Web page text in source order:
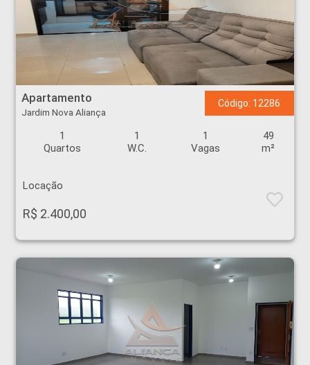
Apartamento - Jardim Nova Aliança - Ribeirão Preto
Apartamento
Jardim Nova Aliança
Código: 12286
1
Quartos
1
W.C.
1
Vagas
49
m²
Locação
R$ 2.400,00